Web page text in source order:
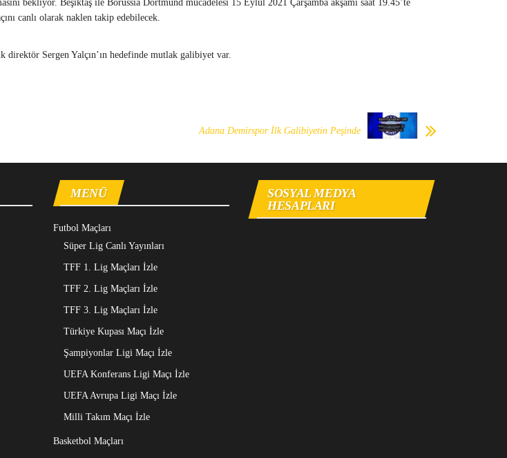
bekliyor. Beşiktaş ile Borussia Dortmund mücadelesi 15 Eylül 2021 Çarşamba akşamı saat 19.45’te
canlı olarak naklen takip edebilecek.
direktör Sergen Yalçın’ın hedefinde mutlak galibiyet var.
Adana Demirspor İlk Galibiyetin Peşinde
MENÜ
Futbol Maçları
Süper Lig Canlı Yayınları
TFF 1. Lig Maçları İzle
TFF 2. Lig Maçları İzle
TFF 3. Lig Maçları İzle
Türkiye Kupası Maçı İzle
Şampiyonlar Ligi Maçı İzle
UEFA Konferans Ligi Maçı İzle
UEFA Avrupa Ligi Maçı İzle
Milli Takım Maçı İzle
Basketbol Maçları
SOSYAL MEDYA
HESAPLARI